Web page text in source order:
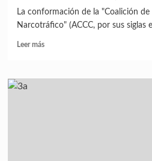
La conformación de la "Coalición de
Narcotráfico" (ACCC, por sus siglas
Leer más